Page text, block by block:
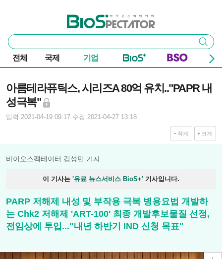
바이오스펙테이터
통
합
검
색
검색
전체 국제 기업
아름테라퓨틱스, 시리즈A 80억 유치.."PAPR 내
성극복"
입력 2021-04-19 09:17 수정 2021-04-27 13:18
작게 크게
바이오스펙테이터 김성민 기자
이 기사는 '유료 뉴스서비스 BioS+' 기사입니다.
PARP 저해제 내성 및 부작용 극복 병용요법 개발하
는 Chk2 저해제 'ART-100' 최종 개발후보물질 선정,
전임상에 투입..."내년 하반기 IND 신청 목표"